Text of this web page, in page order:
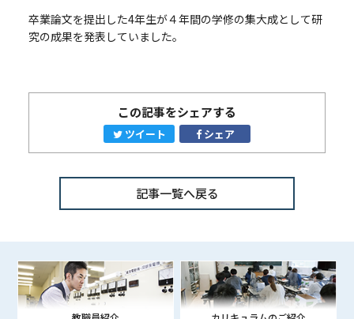
卒業論文を提出した4年生が４年間の学修の集大成として研
究の成果を発表していました。
この記事をシェアする
ツイート シェア
記事一覧へ戻る